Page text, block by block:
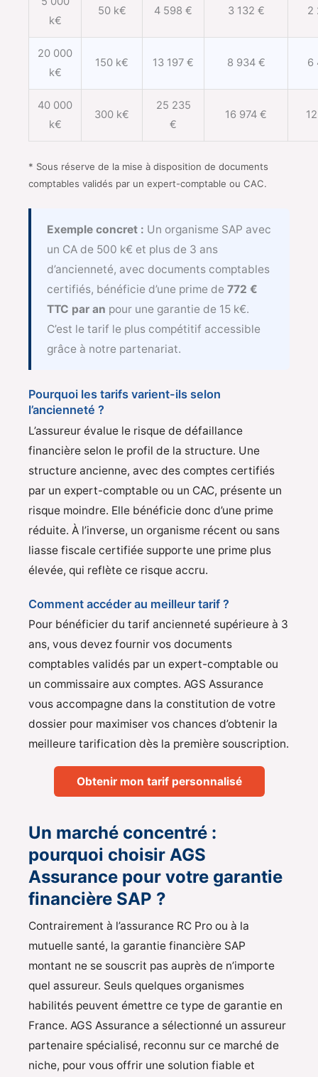
k€
50 k€ 4 598 € 3 132 € 2
20 000
k€
150 k€ 13 197 € 8 934 € 6
40 000
k€
300 k€
25 235
€
16 974 €
* Sous réserve de la mise à disposition de documents
comptables validés par un expert-comptable ou CAC.
Exemple concret : Un organisme SAP avec
un CA de 500 k€ et plus de 3 ans
d’ancienneté, avec documents comptables
certifiés, bénéficie d’une prime de 772 €
TTC par an pour une garantie de 15 k€.
C’est le tarif le plus compétitif accessible
grâce à notre partenariat.
Pourquoi les tarifs varient-ils selon
l’ancienneté ?
L’assureur évalue le risque de défaillance
financière selon le profil de la structure. Une
structure ancienne, avec des comptes certifiés
par un expert-comptable ou un CAC, présente un
risque moindre. Elle bénéficie donc d’une prime
réduite. À l’inverse, un organisme récent ou sans
liasse fiscale certifiée supporte une prime plus
élevée, qui reflète ce risque accru.
Comment accéder au meilleur tarif ?
Pour bénéficier du tarif ancienneté supérieure à 3
ans, vous devez fournir vos documents
comptables validés par un expert-comptable ou
un commissaire aux comptes. AGS Assurance
vous accompagne dans la constitution de votre
dossier pour maximiser vos chances d’obtenir la
meilleure tarification dès la première souscription.
Obtenir mon tarif personnalisé
Un marché concentré :
pourquoi choisir AGS
Assurance pour votre garantie
financière SAP ?
Contrairement à l’assurance RC Pro ou à la
mutuelle santé, la garantie financière SAP
montant ne se souscrit pas auprès de n’importe
quel assureur. Seuls quelques organismes
habilités peuvent émettre ce type de garantie en
France. AGS Assurance a sélectionné un assureur
partenaire spécialisé, reconnu sur ce marché de
niche, pour vous offrir une solution fiable et